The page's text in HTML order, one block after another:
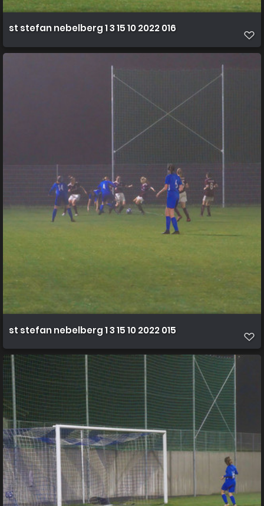
st stefan nebelberg 1 3 15 10 2022 016
st stefan nebelberg 1 3 15 10 2022 015